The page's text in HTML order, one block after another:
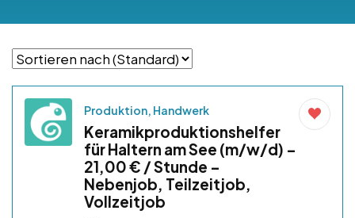
Produktion, Handwerk
Keramikproduktionshelfer
für Haltern am See (m/w/d) –
21,00 € / Stunde –
Nebenjob, Teilzeitjob,
Vollzeitjob